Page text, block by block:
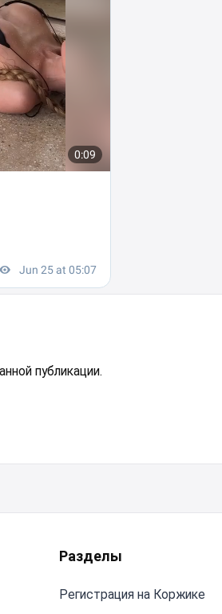
публикации.
Разделы
Регистрация на Коржике